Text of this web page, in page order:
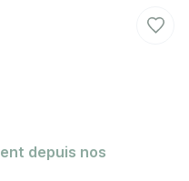
depuis nos